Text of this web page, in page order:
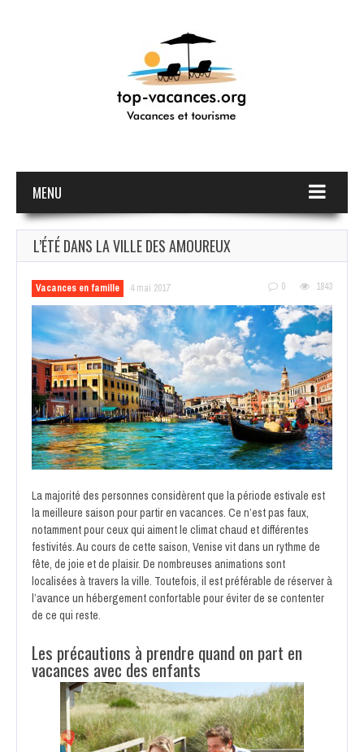
MENU
L’ÉTÉ DANS LA VILLE DES AMOUREUX
Vacances en famille 4 mai 2017 0 1843
La majorité des personnes considèrent que la période estivale est
la meilleure saison pour partir en vacances. Ce n’est pas faux,
notamment pour ceux qui aiment le climat chaud et différentes
festivités. Au cours de cette saison, Venise vit dans un rythme de
fête, de joie et de plaisir. De nombreuses animations sont
localisées à travers la ville. Toutefois, il est préférable de réserver à
l’avance un hébergement confortable pour éviter de se contenter
de ce qui reste.
Les précautions à prendre quand on part en
vacances avec des enfants